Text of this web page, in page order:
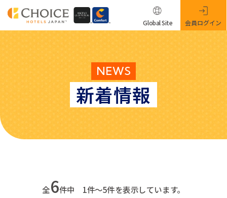
NEWS
新着情報
Global Site 会員ログイン
全6件中 1件～5件を表示しています。